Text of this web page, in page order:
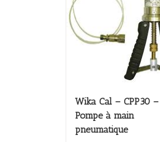
Wika Cal – CPP30 –
Pompe à main
pneumatique